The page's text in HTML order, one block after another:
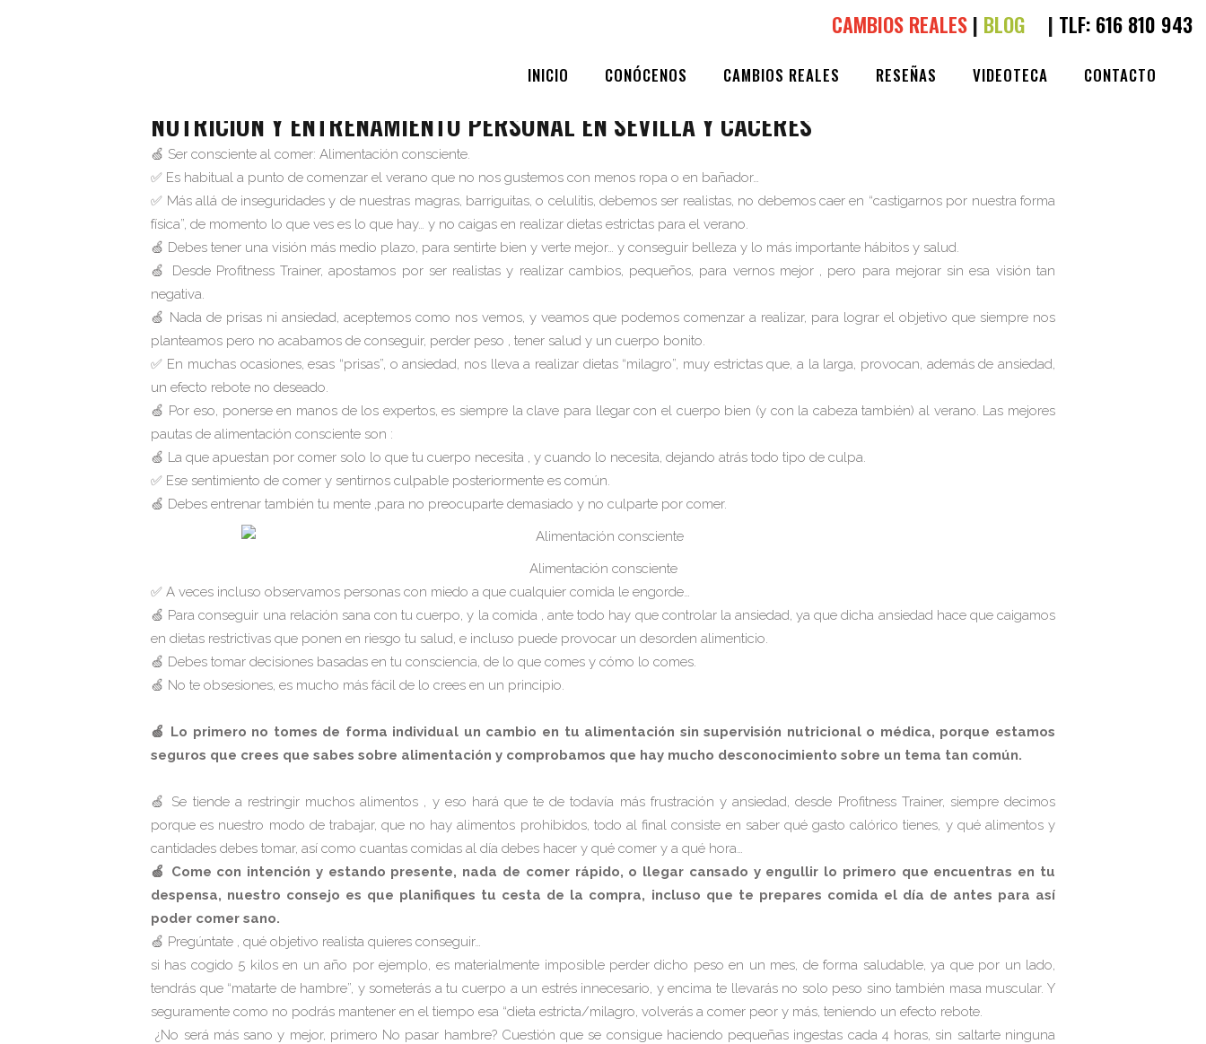
CAMBIOS REALES | BLOG | TLF: 616 810 943
INICIO CONÓCENOS CAMBIOS REALES RESEÑAS VIDEOTECA CONTACTO
ALIMENTACIÓN CONSCIENTE
NUTRICION Y ENTRENAMIENTO PERSONAL EN SEVILLA Y CÁCERES
🍏 Ser consciente al comer: Alimentación consciente.
✅ Es habitual a punto de comenzar el verano que no nos gustemos con menos ropa o en bañador…
✅ Más allá de inseguridades y de nuestras magras, barriguitas, o celulitis, debemos ser realistas, no debemos caer en “castigarnos por nuestra forma
física”, de momento lo que ves es lo que hay… y no caigas en realizar dietas estrictas para el verano.
🍏 Debes tener una visión más medio plazo, para sentirte bien y verte mejor… y conseguir belleza y lo más importante hábitos y salud.
🍏 Desde Profitness Trainer, apostamos por ser realistas y realizar cambios, pequeños, para vernos mejor , pero para mejorar sin esa visión tan
negativa.
🍏 Nada de prisas ni ansiedad, aceptemos como nos vemos, y veamos que podemos comenzar a realizar, para lograr el objetivo que siempre nos
planteamos pero no acabamos de conseguir, perder peso , tener salud y un cuerpo bonito.
✅ En muchas ocasiones, esas “prisas”, o ansiedad, nos lleva a realizar dietas “milagro”, muy estrictas que, a la larga, provocan, además de ansiedad,
un efecto rebote no deseado.
🍏 Por eso, ponerse en manos de los expertos, es siempre la clave para llegar con el cuerpo bien (y con la cabeza también) al verano. Las mejores
pautas de alimentación consciente son :
🍏 La que apuestan por comer solo lo que tu cuerpo necesita , y cuando lo necesita, dejando atrás todo tipo de culpa.
✅ Ese sentimiento de comer y sentirnos culpable posteriormente es común.
🍏 Debes entrenar también tu mente ,para no preocuparte demasiado y no culparte por comer.
Alimentación consciente
✅ A veces incluso observamos personas con miedo a que cualquier comida le engorde…
🍏 Para conseguir una relación sana con tu cuerpo, y la comida , ante todo hay que controlar la ansiedad, ya que dicha ansiedad hace que caigamos
en dietas restrictivas que ponen en riesgo tu salud, e incluso puede provocar un desorden alimenticio.
🍏 Debes tomar decisiones basadas en tu consciencia, de lo que comes y cómo lo comes.
🍏 No te obsesiones, es mucho más fácil de lo crees en un principio.
🍏 Lo primero no tomes de forma individual un cambio en tu alimentación sin supervisión nutricional o médica, porque estamos
seguros que crees que sabes sobre alimentación y comprobamos que hay mucho desconocimiento sobre un tema tan común.
🍏 Se tiende a restringir muchos alimentos , y eso hará que te de todavía más frustración y ansiedad, desde Profitness Trainer, siempre decimos
porque es nuestro modo de trabajar, que no hay alimentos prohibidos, todo al final consiste en saber qué gasto calórico tienes, y qué alimentos y
cantidades debes tomar, así como cuantas comidas al día debes hacer y qué comer y a qué hora…
🍏 Come con intención y estando presente, nada de comer rápido, o llegar cansado y engullir lo primero que encuentras en tu
despensa, nuestro consejo es que planifiques tu cesta de la compra, incluso que te prepares comida el día de antes para así
poder comer sano.
🍏 Pregúntate , qué objetivo realista quieres conseguir…
si has cogido 5 kilos en un año por ejemplo, es materialmente imposible perder dicho peso en un mes, de forma saludable, ya que por un lado,
tendrás que “matarte de hambre”, y someterás a tu cuerpo a un estrés innecesario, y encima te llevarás no solo peso sino también masa muscular. Y
seguramente como no podrás mantener en el tiempo esa “dieta estricta/milagro, volverás a comer peor y más, teniendo un efecto rebote.
¿No será más sano y mejor, primero No pasar hambre? Cuestión que se consigue haciendo pequeñas ingestas cada 4 horas, sin saltarte ninguna